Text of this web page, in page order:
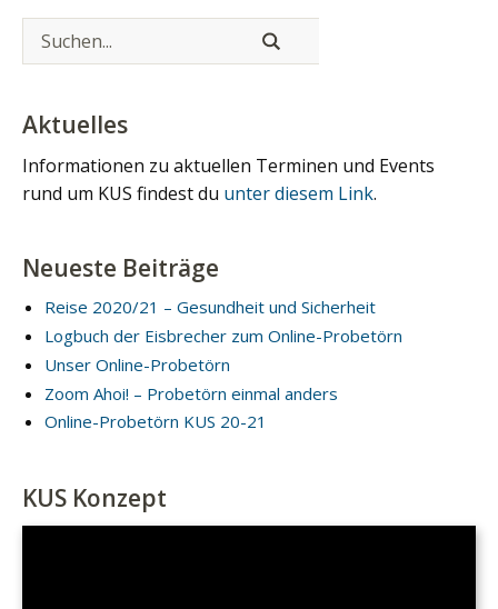
Aktuelles
Informationen zu aktuellen Terminen und Events
rund um KUS findest du unter diesem Link.
Neueste Beiträge
Reise 2020/21 – Gesundheit und Sicherheit
Logbuch der Eisbrecher zum Online-Probetörn
Unser Online-Probetörn
Zoom Ahoi! – Probetörn einmal anders
Online-Probetörn KUS 20-21
KUS Konzept